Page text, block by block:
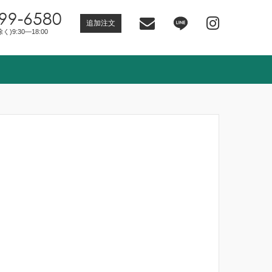
6580
く)9:30―18:00
追加注文